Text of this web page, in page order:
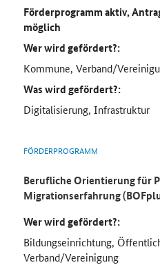
Förderprogramm aktiv,
möglich
Wer wird gefördert?:
Kommune, Verband/
Was wird gefördert?:
Digitalisierung, Infrastruktur
FÖRDERPROGRAMM
Berufliche Orientierung für
Migrationserfahrung
Wer wird gefördert?:
Bildungseinrichtung,
Verband/Vereinigung